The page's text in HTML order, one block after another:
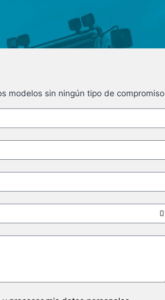
modelos sin ningún tipo de compromiso